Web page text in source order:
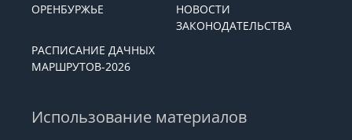
ОРЕНБУРЖЬЕ
НОВОСТИ
ЗАКОНОДАТЕЛЬСТВА
РАСПИСАНИЕ ДАЧНЫХ
МАРШРУТОВ-2026
Использование материалов